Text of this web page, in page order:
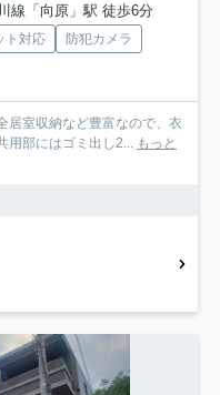
線「向原」駅 徒歩6分
ト対応
防犯カメラ
居室収納など豊富なので、衣
用部にはゴミ出し2... もっと